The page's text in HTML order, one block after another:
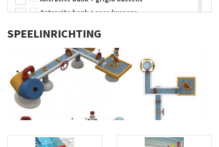
Rubber
RVS 304, wit gecoat
Staal
Sticker
Textyleen
Thermoplast
Verchroomd
Antracite bank + rosa kussens
Assortimentskleuren
Blauw
Blauw/Roze
Bruin
Cafe
Cocos
SPEEL­INRICHTING